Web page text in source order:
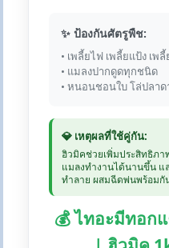
✨ ป้องกันศัตรูพืช:
• เพลี้ยไฟ เพลี้ยแป้ง เพ
• แมลงปากดูดทุกชนิด
• หนอนชอนใบ โล่ปลาด
💎 เหตุผลที่ใช้คู่กัน:
ฮิวมิคช่วยเพิ่มประสิทธิภา
แมลงทำงานได้นานขึ้น
ทำลาย ผสมฉีดพ่นพร้อมกั
💰 ไทอะมีทอก